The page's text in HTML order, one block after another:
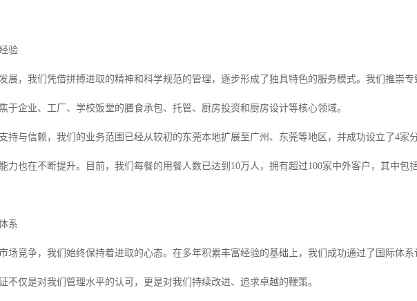
验
展，我们凭借拼搏进取的精神和科学规范的管理，逐步形成了独具特色的服务模式。我们推崇
于企业、工厂、学校饭堂的膳食承包、托管、厨房投资和厨房设计等核心领域。
持与信赖，我们的业务范围已经从较初的东莞本地扩展至广州、东莞等地区，并成功设立了4家
力也在不断提升。目前，我们每餐的用餐人数已达到10万人，拥有超过100家中外客户，其中包
系
场竞争，我们始终保持着进取的心态。在多年积累丰富经验的基础上，我们成功通过了国际体
不仅是对我们管理水平的认可，更是对我们持续改进、追求卓越的鞭策。